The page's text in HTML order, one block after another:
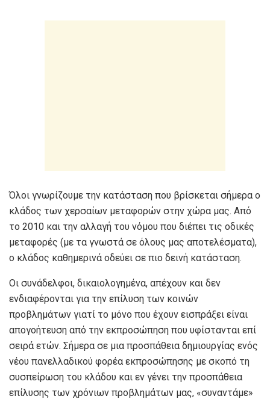
Όλοι γνωρίζουμε την κατάσταση που βρίσκεται σήμερα ο
κλάδος των χερσαίων μεταφορών στην χώρα μας. Από
το 2010 και την αλλαγή του νόμου που διέπει τις οδικές
μεταφορές (με τα γνωστά σε όλους μας αποτελέσματα),
ο κλάδος καθημερινά οδεύει σε πιο δεινή κατάσταση.
Οι συνάδελφοι, δικαιολογημένα, απέχουν και δεν
ενδιαφέρονται για την επίλυση των κοινών
προβλημάτων γιατί το μόνο που έχουν εισπράξει είναι
απογοήτευση από την εκπροσώπηση που υφίστανται επί
σειρά ετών. Σήμερα σε μια προσπάθεια δημιουργίας ενός
νέου πανελλαδικού φορέα εκπροσώπησης με σκοπό τη
συσπείρωση του κλάδου και εν γένει την προσπάθεια
επίλυσης των χρόνιων προβλημάτων μας, «συναντάμε»